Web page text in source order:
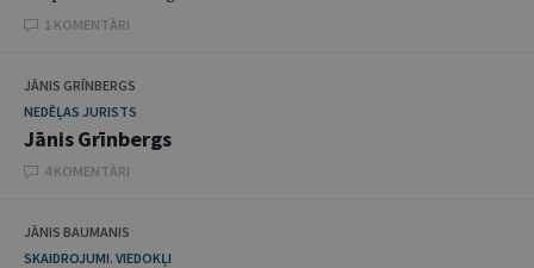
1 KOMENTĀRI
JĀNIS GRĪNBERGS
NEDĒĻAS JURISTS
Jānis Grīnbergs
4 KOMENTĀRI
JĀNIS BAUMANIS
SKAIDROJUMI. VIEDOKĻI